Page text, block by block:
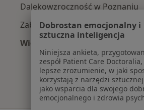
Dalekowzroczność w Poznaniu
Zaburzenia widzenia w Poznaniu
Więcej (15)
Więcej w kategorii:
Dobrostan emocjonalny i
sztuczna inteligencja
Niniejsza ankieta,
zespół Patient Care
lepsze zrozumienie, w jaki
korzystają z narzędzi
jako wsparcia dla swojego
emocjonalnego i zdrowia